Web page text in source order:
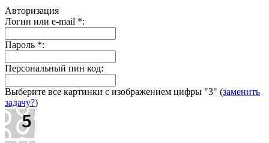
Авторизация
Логин или e-mail *:
Пароль *:
Персональный пин код:
Выберите все картинки с изображением цифры "3" (заменить
задачу?)